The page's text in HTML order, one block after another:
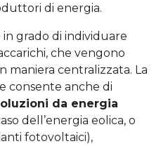
di energia.
in grado di individuare
che vengono
maniera centralizzata. La
consente anche di
da energia
dell’energia eolica, o
fotovoltaici),